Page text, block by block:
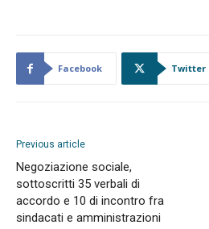
Facebook Twitter
Previous article
Negoziazione sociale,
sottoscritti 35 verbali di
accordo e 10 di incontro fra
sindacati e amministrazioni